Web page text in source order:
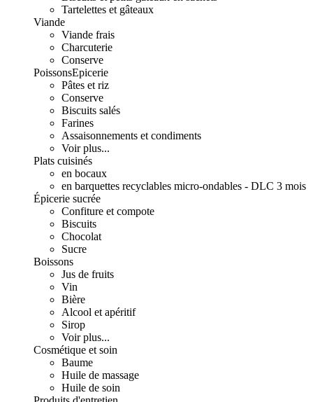
Tartelettes et gâteaux
Viande
Viande frais
Charcuterie
Conserve
PoissonsEpicerie
Pâtes et riz
Conserve
Biscuits salés
Farines
Assaisonnements et condiments
Voir plus...
Plats cuisinés
en bocaux
en barquettes recyclables micro-ondables - DLC 3 mois
Épicerie sucrée
Confiture et compote
Biscuits
Chocolat
Sucre
Boissons
Jus de fruits
Vin
Bière
Alcool et apéritif
Sirop
Voir plus...
Cosmétique et soin
Baume
Huile de massage
Huile de soin